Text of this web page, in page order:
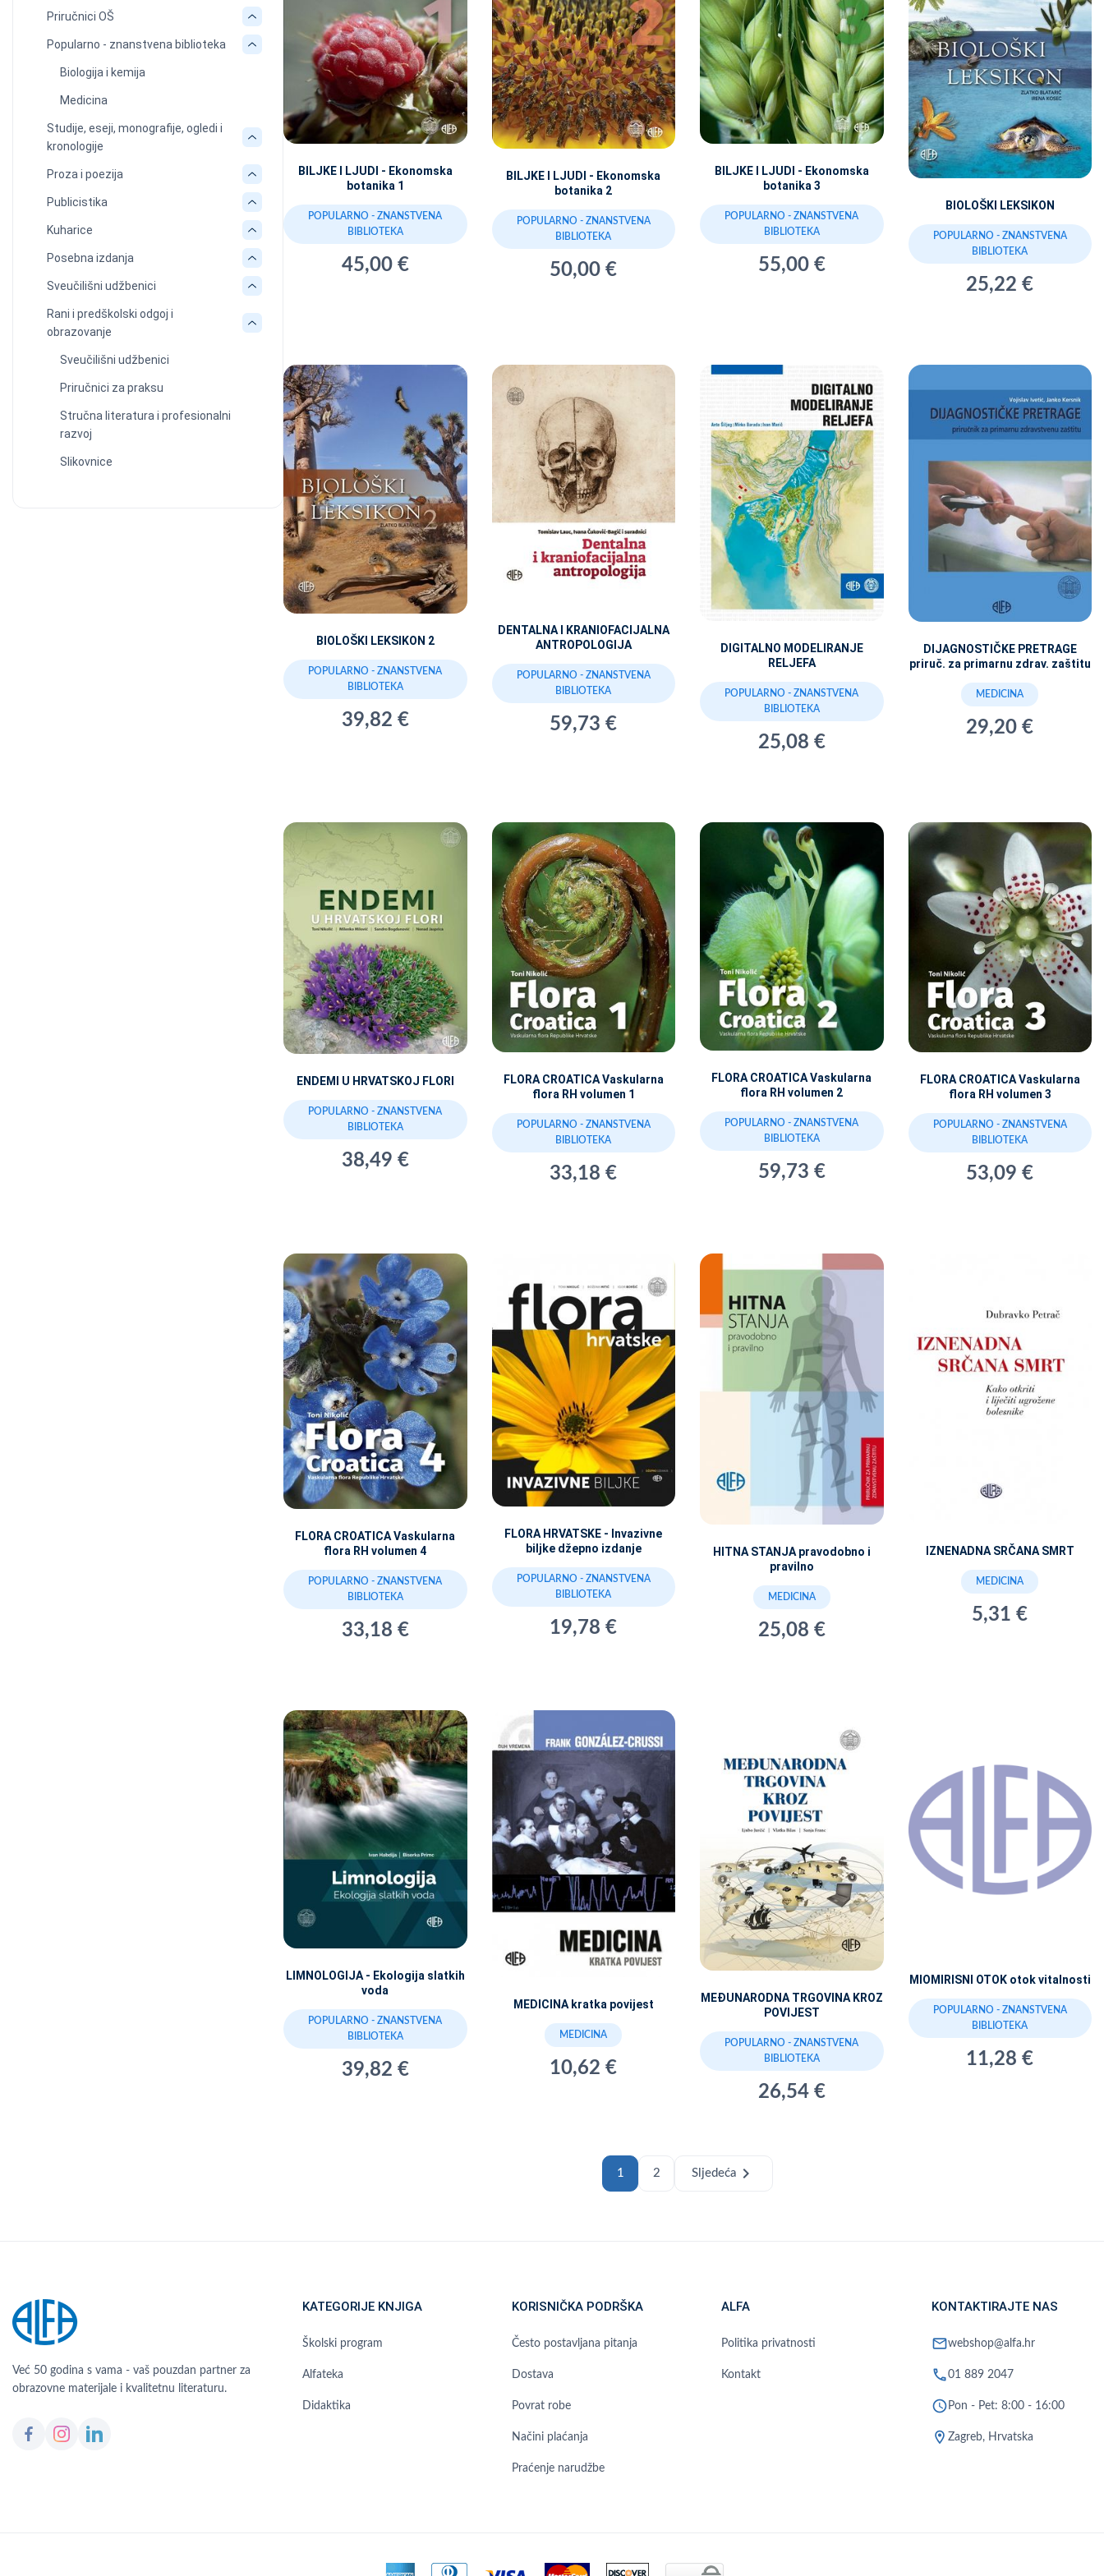
Priručnici OŠ
Popularno - znanstvena biblioteka
Biologija i kemija
Medicina
Studije, eseji, monografije, ogledi i
kronologije
Proza i poezija
Publicistika
Kuharice
Posebna izdanja
Sveučilišni udžbenici
Rani i predškolski odgoj i
obrazovanje
Sveučilišni udžbenici
Priručnici za praksu
Stručna literatura i profesionalni
razvoj
Slikovnice
BILJKE I LJUDI - Ekonomska
botanika 1
POPULARNO - ZNANSTVENA
BIBLIOTEKA
45,00 €
BILJKE I LJUDI - Ekonomska
botanika 2
POPULARNO - ZNANSTVENA
BIBLIOTEKA
50,00 €
BILJKE I LJUDI - Ekonomska
botanika 3
POPULARNO - ZNANSTVENA
BIBLIOTEKA
55,00 €
BIOLOŠKI LEKSIKON
POPULARNO - ZNANSTVENA
BIBLIOTEKA
25,22 €
BIOLOŠKI LEKSIKON 2
POPULARNO - ZNANSTVENA
BIBLIOTEKA
39,82 €
DENTALNA I KRANIOFACIJALNA
ANTROPOLOGIJA
POPULARNO - ZNANSTVENA
BIBLIOTEKA
59,73 €
DIGITALNO MODELIRANJE
RELJEFA
POPULARNO - ZNANSTVENA
BIBLIOTEKA
25,08 €
DIJAGNOSTIČKE PRETRAGE
priruč. za primarnu zdrav. zaštitu
MEDICINA
29,20 €
ENDEMI U HRVATSKOJ FLORI
POPULARNO - ZNANSTVENA
BIBLIOTEKA
38,49 €
FLORA CROATICA Vaskularna
flora RH volumen 1
POPULARNO - ZNANSTVENA
BIBLIOTEKA
33,18 €
FLORA CROATICA Vaskularna
flora RH volumen 2
POPULARNO - ZNANSTVENA
BIBLIOTEKA
59,73 €
FLORA CROATICA Vaskularna
flora RH volumen 3
POPULARNO - ZNANSTVENA
BIBLIOTEKA
53,09 €
FLORA CROATICA Vaskularna
flora RH volumen 4
POPULARNO - ZNANSTVENA
BIBLIOTEKA
33,18 €
FLORA HRVATSKE - Invazivne
biljke džepno izdanje
POPULARNO - ZNANSTVENA
BIBLIOTEKA
19,78 €
HITNA STANJA pravodobno i
pravilno
MEDICINA
25,08 €
IZNENADNA SRČANA SMRT
MEDICINA
5,31 €
LIMNOLOGIJA - Ekologija slatkih
voda
POPULARNO - ZNANSTVENA
BIBLIOTEKA
39,82 €
MEDICINA kratka povijest
MEDICINA
10,62 €
MEĐUNARODNA TRGOVINA KROZ
POVIJEST
POPULARNO - ZNANSTVENA
BIBLIOTEKA
26,54 €
MIOMIRISNI OTOK otok vitalnosti
POPULARNO - ZNANSTVENA
BIBLIOTEKA
11,28 €
1 2 Sljedeća chevron_right
Već 50 godina s vama - vaš pouzdan partner za
obrazovne materijale i kvalitetnu literaturu.
KATEGORIJE KNJIGA
Školski program
Alfateka
Didaktika
KORISNIČKA PODRŠKA
Često postavljana pitanja
Dostava
Povrat robe
Načini plaćanja
Praćenje narudžbe
ALFA
Politika privatnosti
Kontakt
KONTAKTIRAJTE NAS
mailwebshop@alfa.hr
phone01 889 2047
schedule Pon - Pet: 8:00 - 16:00
location_on Zagreb, Hrvatska